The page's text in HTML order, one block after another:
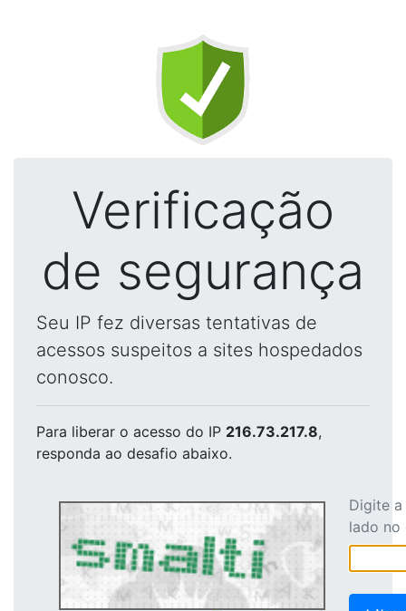
Verificação
de segurança
Seu IP fez diversas tentativas de
acessos suspeitos a sites hospedados
conosco.
Para liberar o acesso do IP 216.73.217.8,
responda ao desafio abaixo.
Digite
lado no